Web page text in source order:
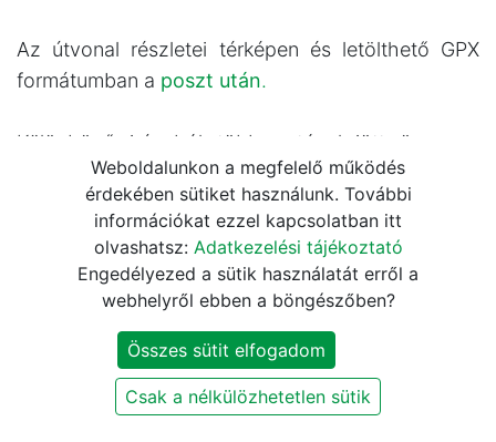
Az útvonal részletei térképen és letölthető GPX
formátumban a poszt után.
Különböző irányból több autóval jött össze a
társaság, ezért úgy döntöttünk, hogy a Kelenföldi
pályaudvarnál, az őrmezői parkolóban lesz a
gyülekező. Annak érdekében, hogy ne a túra után,
izzadtan és fáradtan kelljen a ki tudja mennyire
zsúfolt Balaton felől érkező vonatra bringával
felküzdeni magunkat Velencén, azt választottuk,
hogy Velence-Budapest irányban tesszük meg az
utat. A következő vonaton fent is ültünk és kb. fél
óra múlva már a velencei korzón gurultunk.
Weboldalunkon a megfelelő működés
érdekében sütiket használunk. További
információkat ezzel kapcsolatban itt
olvashatsz: Adatkezelési tájékoztató
Engedélyezed a sütik használatát erről a
webhelyről ebben a böngészőben?
Összes sütit elfogadom
Csak a nélkülözhetetlen sütik